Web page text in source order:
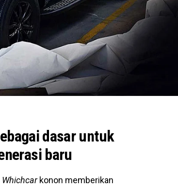
dasar untuk
baru
Whichcar konon memberikan